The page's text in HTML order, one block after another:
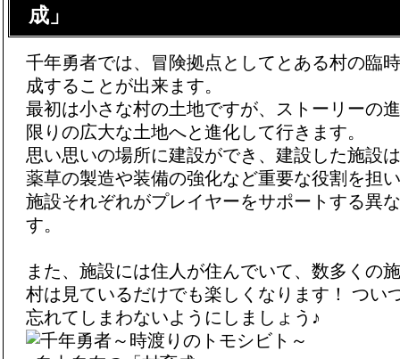
成」
千年勇者では、冒険拠点としてとある村の臨
成することが出来ます。
最初は小さな村の土地ですが、ストーリーの
限りの広大な土地へと進化して行きます。
思い思いの場所に建設ができ、建設した施設
薬草の製造や装備の強化など重要な役割を担
施設それぞれがプレイヤーをサポートする異
す。
また、施設には住人が住んでいて、数多くの
村は見ているだけでも楽しくなります！ つい
忘れてしまわないようにしましょう♪